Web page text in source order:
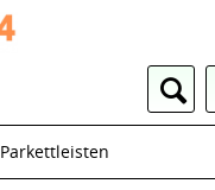
Parkettleisten